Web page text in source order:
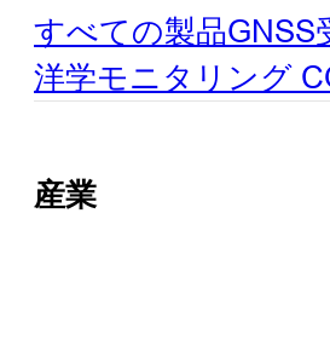
すべての製品GNSS
洋学モニタリング
産業